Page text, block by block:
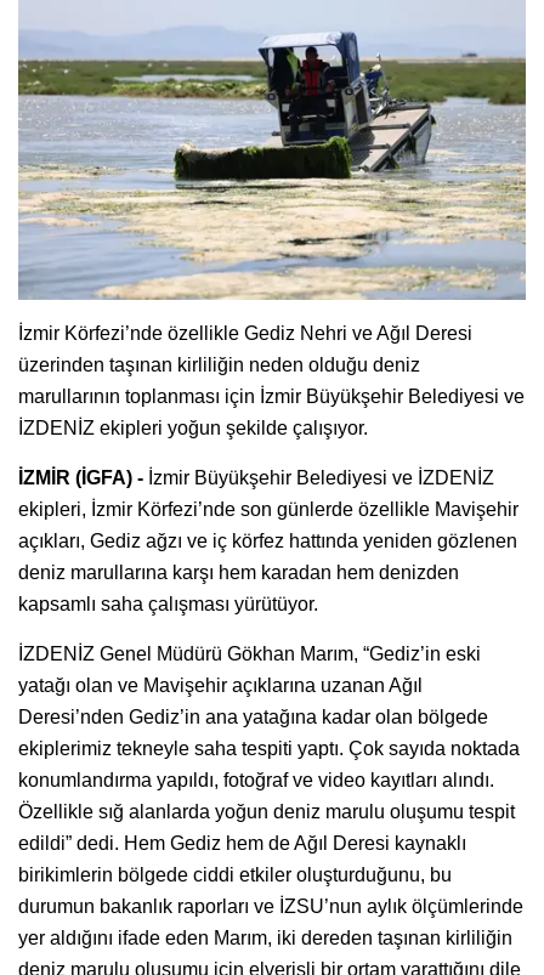
İzmir Körfezi’nde özellikle Gediz Nehri ve Ağıl Deresi
üzerinden taşınan kirliliğin neden olduğu deniz
marullarının toplanması için İzmir Büyükşehir Belediyesi ve
İZDENİZ ekipleri yoğun şekilde çalışıyor.
İZMİR (İGFA) - İzmir Büyükşehir Belediyesi ve İZDENİZ
ekipleri, İzmir Körfezi’nde son günlerde özellikle Mavişehir
açıkları, Gediz ağzı ve iç körfez hattında yeniden gözlenen
deniz marullarına karşı hem karadan hem denizden
kapsamlı saha çalışması yürütüyor.
İZDENİZ Genel Müdürü Gökhan Marım, “Gediz’in eski
yatağı olan ve Mavişehir açıklarına uzanan Ağıl
Deresi’nden Gediz’in ana yatağına kadar olan bölgede
ekiplerimiz tekneyle saha tespiti yaptı. Çok sayıda noktada
konumlandırma yapıldı, fotoğraf ve video kayıtları alındı.
Özellikle sığ alanlarda yoğun deniz marulu oluşumu tespit
edildi” dedi. Hem Gediz hem de Ağıl Deresi kaynaklı
birikimlerin bölgede ciddi etkiler oluşturduğunu, bu
durumun bakanlık raporları ve İZSU’nun aylık ölçümlerinde
yer aldığını ifade eden Marım, iki dereden taşınan kirliliğin
deniz marulu oluşumu için elverişli bir ortam yarattığını dile